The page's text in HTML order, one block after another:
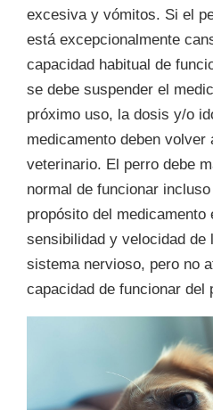
excesiva y vómitos. Si el
está excepcionalmente
capacidad habitual de
se debe suspender el
próximo uso, la dosis y/o
medicamento deben
veterinario. El perro debe
normal de funcionar
propósito del
sensibilidad y velocidad de
sistema nervioso, pero no
capacidad de funcionar del